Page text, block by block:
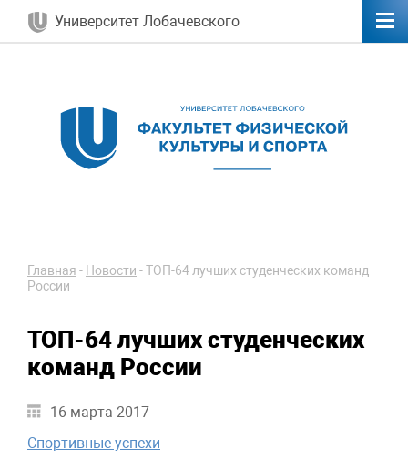
Университет Лобачевского
Главная - Новости -ТОП-64 лучших студенческих команд
России
ТОП-64 лучших студенческих
команд России
16 марта 2017
Спортивные успехи